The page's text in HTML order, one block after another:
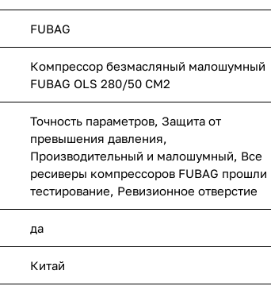
FUBAG
Компрессор безмасляный малошумный
FUBAG OLS 280/50 CM2
Точность параметров, Защита от
превышения давления,
Производительный и малошумный, Все
ресиверы компрессоров FUBAG прошли
тестирование, Ревизионное отверстие
да
Китай